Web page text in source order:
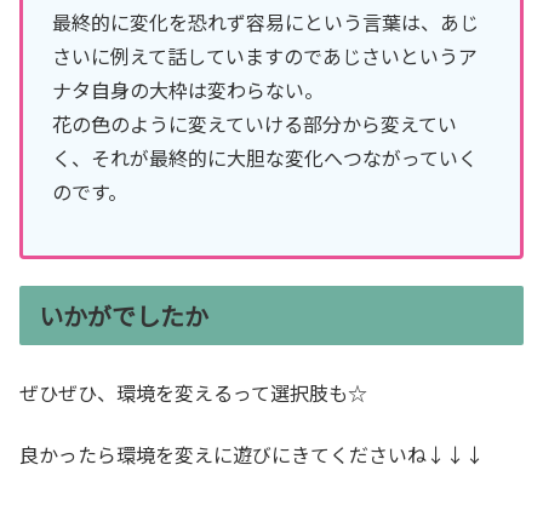
最終的に変化を恐れず容易にという言葉は、あじ
さいに例えて話していますのであじさいというア
ナタ自身の大枠は変わらない。
花の色のように変えていける部分から変えてい
く、それが最終的に大胆な変化へつながっていく
のです。
いかがでしたか
ぜひぜひ、環境を変えるって選択肢も☆
良かったら環境を変えに遊びにきてくださいね↓↓↓